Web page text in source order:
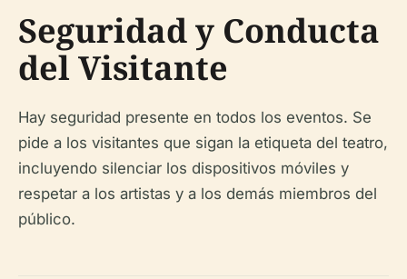
Seguridad y Conducta
del Visitante
Hay seguridad presente en todos los eventos. Se
pide a los visitantes que sigan la etiqueta del teatro,
incluyendo silenciar los dispositivos móviles y
respetar a los artistas y a los demás miembros del
público.